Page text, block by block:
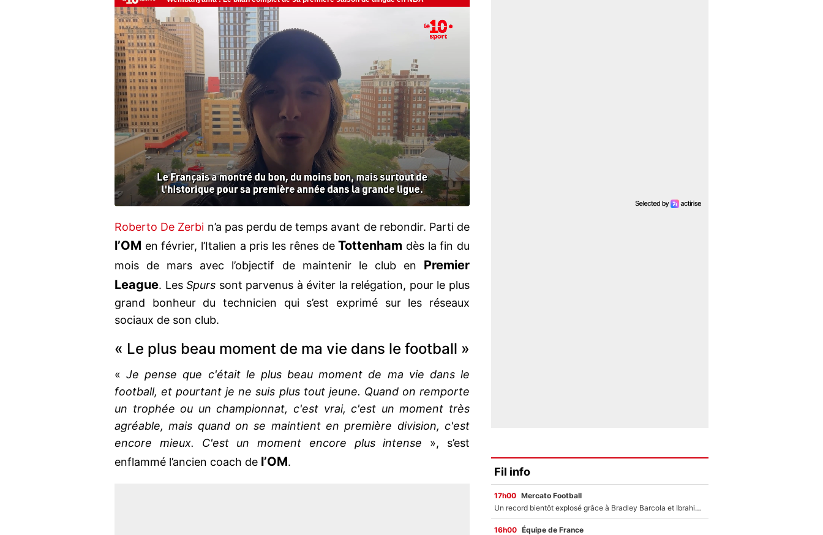
Roberto De Zerbi n’a pas perdu de temps avant de rebondir. Parti de
l’OM en février, l’Italien a pris les rênes deTottenham dès la fin du
mois de mars avec l’objectif de maintenir le club en Premier
League. LesSpurs sont parvenus à éviter la relégation, pour le plus
grand bonheur du technicien qui s’est exprimé sur les réseaux
sociaux de son club.
« Le plus beau moment de ma vie dans le football »
«Je pense que c'était le plus beau moment de ma vie dans le
football, et pourtant je ne suis plus tout jeune. Quand on remporte
un trophée ou un championnat, c'est vrai, c'est un moment très
agréable, mais quand on se maintient en première division, c'est
encore mieux. C'est un moment encore plus intense », s’est
enflammé l’ancien coach de l’OM.
Fil info
17h00 Mercato Football
Un record bientôt explosé grâce à Bradley Barcola et Ibrahim Mbaye : Le PSG sur le point de réaliser un mercato historique ?
16h00 Équipe de France